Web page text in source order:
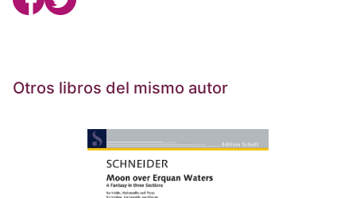
Otros libros del mismo autor